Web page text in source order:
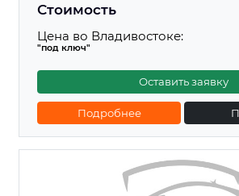
Стоимость
Цена во Владивостоке:
"под ключ"
Оставить заявку
Подробнее